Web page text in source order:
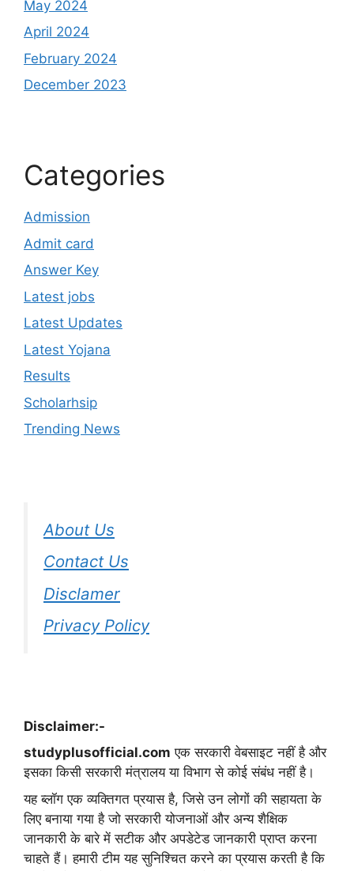
May 2024
April 2024
February 2024
December 2023
Categories
Admission
Admit card
Answer Key
Latest jobs
Latest Updates
Latest Yojana
Results
Scholarhsip
Trending News
About Us
Contact Us
Disclamer
Privacy Policy
Disclaimer:-
studyplusofficial.com एक सरकारी वेबसाइट नहीं है और
इसका किसी सरकारी मंत्रालय या विभाग से कोई संबंध नहीं है।
यह ब्लॉग एक व्यक्तिगत प्रयास है, जिसे उन लोगों की सहायता के
लिए बनाया गया है जो सरकारी योजनाओं और अन्य शैक्षिक
जानकारी के बारे में सटीक और अपडेटेड जानकारी प्राप्त करना
चाहते हैं। हमारी टीम यह सुनिश्चित करने का प्रयास करती है कि